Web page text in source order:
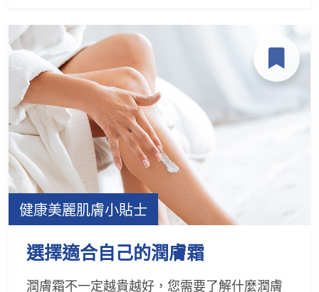
健康美麗肌膚小貼士
選擇適合自己的潤膚霜
潤膚霜不一定越貴越好，您需要了解什麼潤膚